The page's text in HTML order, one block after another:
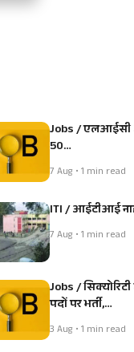
Jobs / एलआईसी
50…
7 Aug • 1 min read
ITI / आईटीआई
7 Aug • 1 min read
Jobs /
पदों पर भर्ती,…
3 Aug • 1 min read